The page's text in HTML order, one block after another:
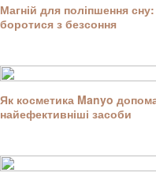
Магній для поліпшення
боротися з безсоння
Як косметика Manyo
найефективніші засоби